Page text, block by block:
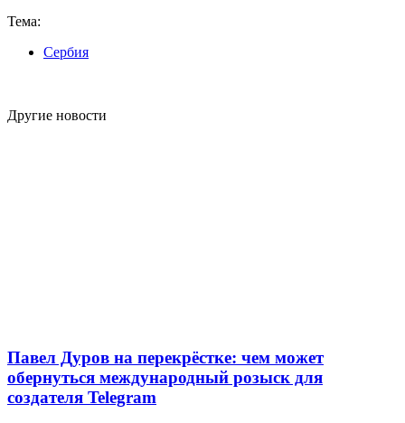
Тема:
Сербия
Другие новости
Павел Дуров на перекрёстке: чем может
обернуться международный розыск для
создателя Telegram